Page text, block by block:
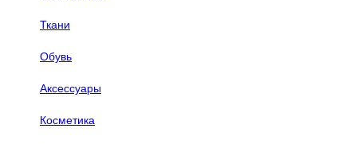
Ткани
Обувь
Аксессуары
Косметика